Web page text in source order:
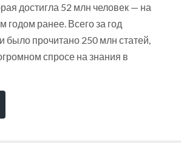
достигла 52 млн человек — на
годом ранее. Всего за год
было прочитано 250 млн статей,
спросе на знания в